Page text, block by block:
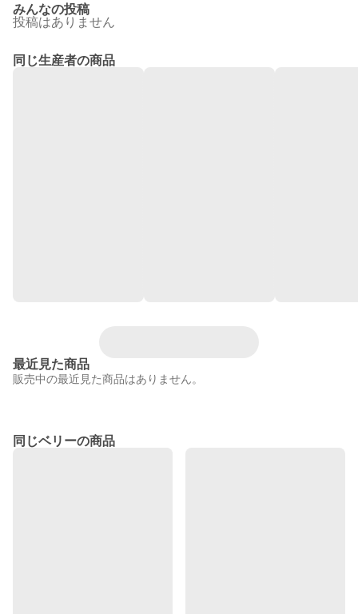
みんなの投稿
投稿はありません
同じ生産者の商品
最近見た商品
販売中の最近見た商品はありません。
同じベリーの商品